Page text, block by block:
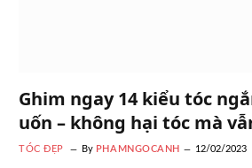
Ghim ngay 14 kiểu tóc
uốn – không hại tóc mà
TÓC ĐẸP By PHAMNGOCANH 12/02/2023